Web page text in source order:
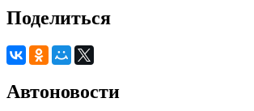
Поделиться
Автоновости